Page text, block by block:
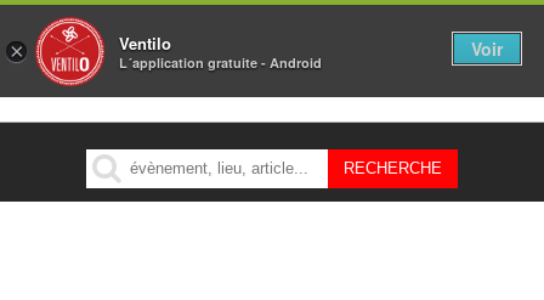
MENU
× Ventilo
L´application gratuite - Android
Voir